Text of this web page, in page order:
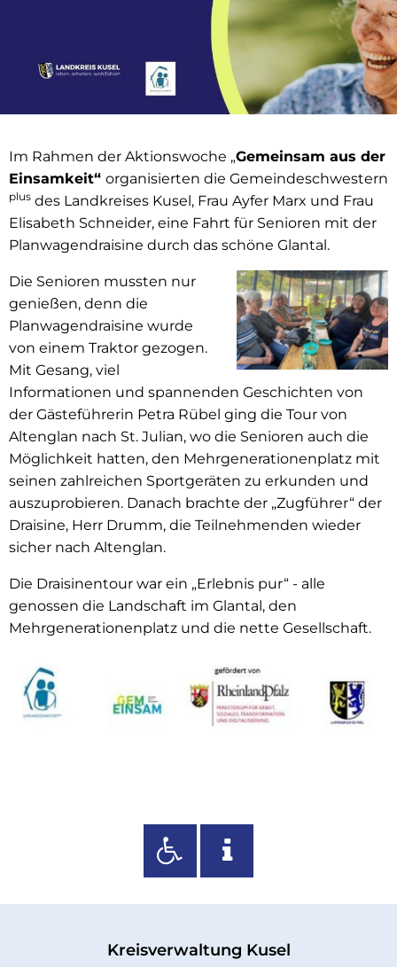
Im Rahmen der Aktionswoche „Gemeinsam aus der
Einsamkeit“ organisierten die Gemeindeschwestern
plus des Landkreises Kusel, Frau Ayfer Marx und Frau
Elisabeth Schneider, eine Fahrt für Senioren mit der
Planwagendraisine durch das schöne Glantal.
Die Senioren mussten nur
genießen, denn die
Planwagendraisine wurde
von einem Traktor gezogen.
Mit Gesang, viel
Informationen und spannenden Geschichten von
der Gästeführerin Petra Rübel ging die Tour von
Altenglan nach St. Julian, wo die Senioren auch die
Möglichkeit hatten, den Mehrgenerationenplatz mit
seinen zahlreichen Sportgeräten zu erkunden und
auszuprobieren. Danach brachte der „Zugführer“ der
Draisine, Herr Drumm, die Teilnehmenden wieder
sicher nach Altenglan.
Die Draisinentour war ein „Erlebnis pur“ - alle
genossen die Landschaft im Glantal, den
Mehrgenerationenplatz und die nette Gesellschaft.
Kreisverwaltung Kusel